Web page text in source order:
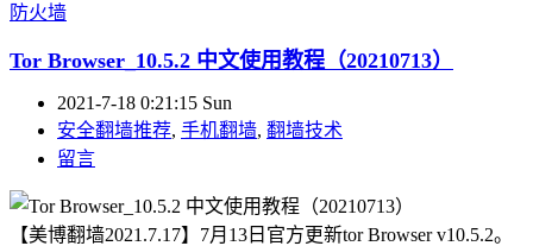
防火墙
Tor Browser_10.5.2 中文使用教程（20210713）
2021-7-18 0:21:15 Sun
安全翻墙推荐, 手机翻墙, 翻墙技术
留言
【美博翻墙2021.7.17】7月13日官方更新tor Browser v10.5.2。